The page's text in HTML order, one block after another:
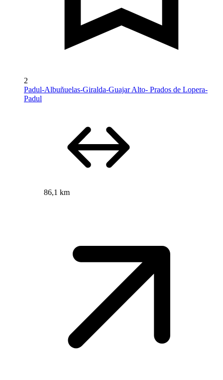
2
Padul-Albuñuelas-Giralda-Guajar Alto- Prados de Lopera-
Padul
86,1 km